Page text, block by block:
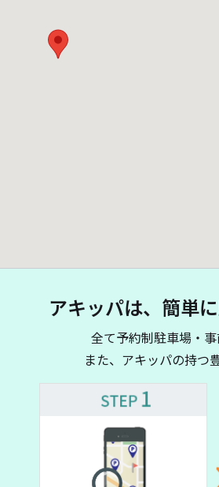
アキッパは、簡単
全て予約制駐車場・
また、アキッパの持つ